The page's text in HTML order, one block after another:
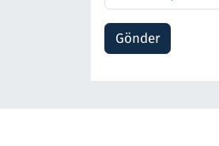
Gönder